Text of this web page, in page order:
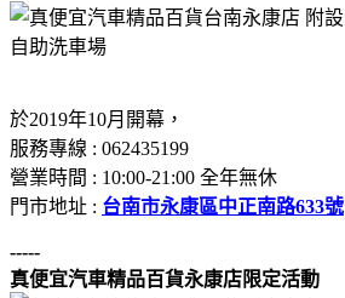
於2019年10月開幕，
服務專線 : 062435199
營業時間 : 10:00-21:00 全年無休
門市地址 : 台南市永康區中正南路633號
-----
真便宜汽車精品百貨永康店限定活動